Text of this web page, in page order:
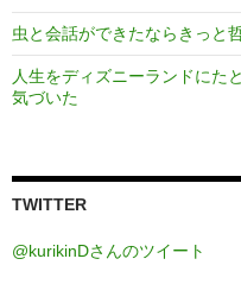
虫と会話ができたならきっと
人生をディズニーランドにた
気づいた
TWITTER
@kurikinDさんのツイート